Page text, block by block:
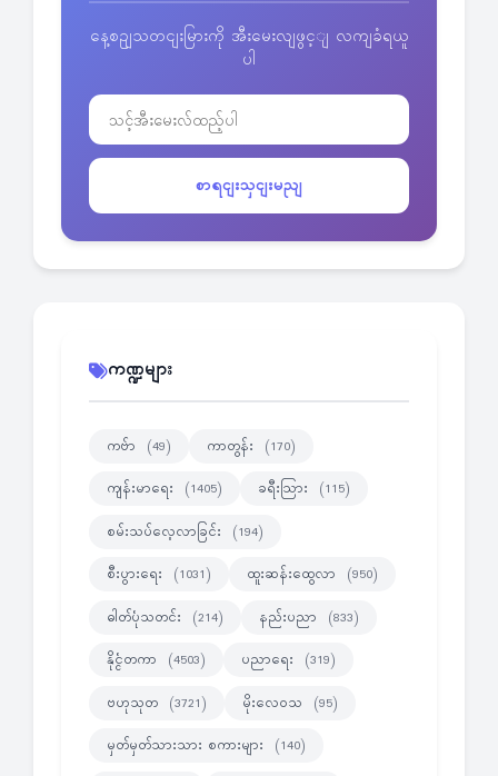
နေ့စဥျသတငျးမြားကို အီးမေးလျဖွင့ျ လကျခံရယူ
ပါ
စာရငျးသှငျးမညျ
ကဏ္ဍများ
ကဗ်ာ (49) ကာတွန်း (170)
ကျန်းမာရေး (1405) ခရီးသြား (115)
စမ်းသပ်လေ့လာခြင်း (194)
စီးပွားရေး (1031) ထူးဆန်းထွေလာ (950)
ဓါတ်ပုံသတင်း (214) နည်းပညာ (833)
နိုင္ငံတကာ (4503) ပညာရေး (319)
ဗဟုသုတ (3721) မိုးလေဝသ (95)
မှတ်မှတ်သားသား စကားများ (140)